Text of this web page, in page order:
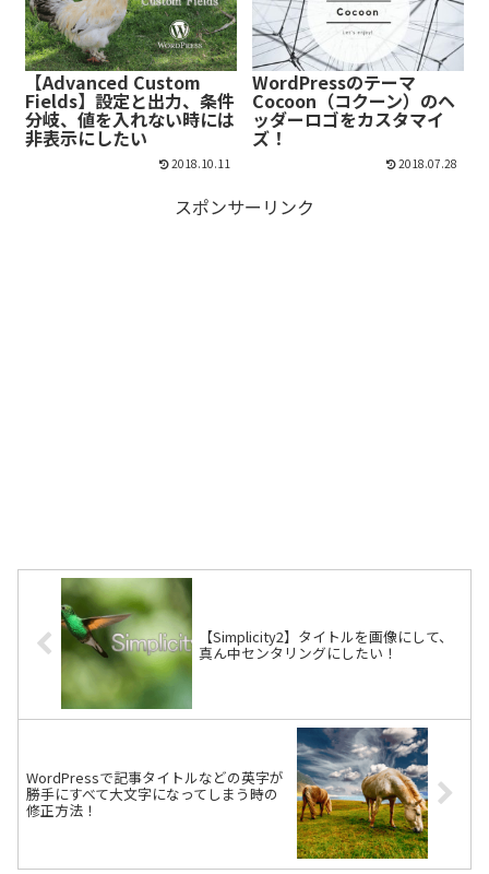
【Advanced Custom
Fields】設定と出力、条件
分岐、値を入れない時には
非表示にしたい
2018.10.11
WordPressのテーマ
Cocoon（コクーン）のヘ
ッダーロゴをカスタマイ
ズ！
2018.07.28
スポンサーリンク
【Simplicity2】タイトルを画像にして、
真ん中センタリングにしたい！
WordPressで記事タイトルなどの英字が
勝手にすべて大文字になってしまう時の
修正方法！